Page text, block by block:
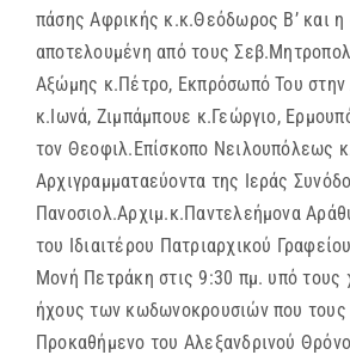
πάσης Αφρικής κ.κ.Θεόδωρος Β’ και η
αποτελουμένη από τους
Αξώμης κ.Πέτρο, Εκπρόσωπό Του
κ.Ιωνά, Ζιμπάμπουε κ.Γεώργιο,
τον Θεοφιλ.Επίσκοπο Νειλουπόλεως
Αρχιγραμματαεύοντα της Ιεράς
Πανοσιολ.Αρχιμ.κ.Παντελεήμονα
του Ιδιαιτέρου Πατριαρχικού
Μονή Πετράκη στις 9:30 πμ. υπό τους
ήχους των κωδωνοκρουσιών που τους
Προκαθήμενο του Αλεξανδρινού